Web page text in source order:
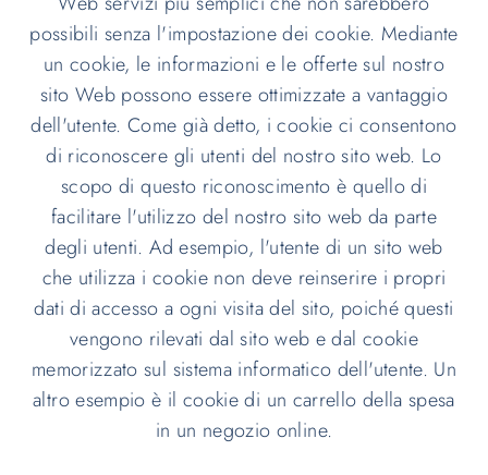
possibili senza l'impostazione dei cookie. Mediante
un cookie, le informazioni e le offerte sul nostro
sito Web possono essere ottimizzate a vantaggio
dell'utente. Come già detto, i cookie ci consentono
di riconoscere gli utenti del nostro sito web. Lo
scopo di questo riconoscimento è quello di
facilitare l'utilizzo del nostro sito web da parte
degli utenti. Ad esempio, l'utente di un sito web
che utilizza i cookie non deve reinserire i propri
dati di accesso a ogni visita del sito, poiché questi
vengono rilevati dal sito web e dal cookie
memorizzato sul sistema informatico dell'utente. Un
altro esempio è il cookie di un carrello della spesa
in un negozio online.